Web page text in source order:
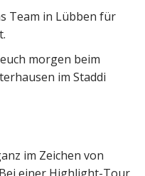
Team in Lübben für
morgen beim
im Staddi
im Zeichen von